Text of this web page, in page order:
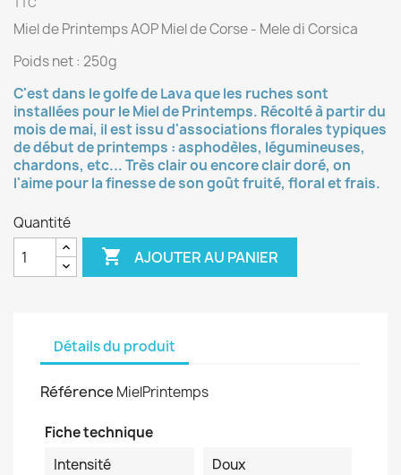
Miel de Printemps AOP Miel de Corse - Mele di Corsica
Poids net : 250g
C'est dans le golfe de Lava que les ruches sont
installées pour le Miel de Printemps. Récolté à partir du
mois de mai, il est issu d'associations florales typiques
de début de printemps : asphodèles, légumineuses,
chardons, etc... Très clair ou encore clair doré, on
l'aime pour la finesse de son goût fruité, floral et frais.
Quantité
 AJOUTER AU PANIER
Détails du produit
Référence MielPrintemps
Fiche technique
Intensité
Doux